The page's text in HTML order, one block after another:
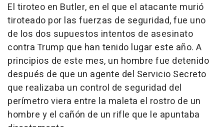
El tiroteo en Butler, en el que el atacante murió
tiroteado por las fuerzas de seguridad, fue uno
de los dos supuestos intentos de asesinato
contra Trump que han tenido lugar este año. A
principios de este mes, un hombre fue detenido
después de que un agente del Servicio Secreto
que realizaba un control de seguridad del
perímetro viera entre la maleta el rostro de un
hombre y el cañón de un rifle que le apuntaba